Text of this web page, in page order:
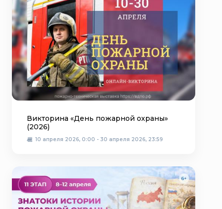
Викторина «День пожарной охраны»
(2026)
10 апреля 2026, 0:00 - 30 апреля 2026, 23:59